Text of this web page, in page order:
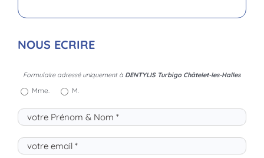
NOUS ECRIRE
Formulaire adressé uniquement à DENTYLIS Turbigo Châtelet-les-Halles
Mme. M.